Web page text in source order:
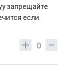
запрещайте
если
0